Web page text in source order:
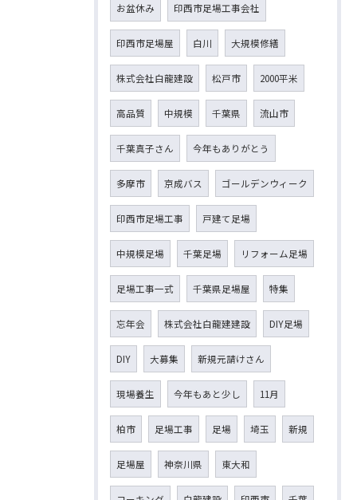
お盆休み 印西市足場工事会社
印西市足場屋 白川 大規模修繕
株式会社白龍建設 松戸市 2000平米
高品質 中規模 千葉県 流山市
千葉真子さん 今年もありがとう
多摩市 京成バス ゴールデンウィーク
印西市足場工事 戸建て足場
中規模足場 千葉足場 リフォーム足場
足場工事一式 千葉県足場屋 特集
忘年会 株式会社白龍建建設 DIY足場
DIY 大募集 新規元請けさん
現場養生 今年もあと少し 11月
柏市 足場工事 足場 埼玉 新規
足場屋 神奈川県 東大和